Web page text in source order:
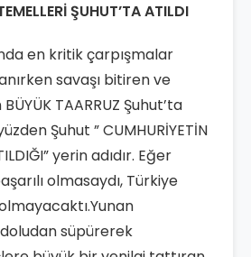
ŞUHUT’TA ATILDI
en kritik çarpışmalar
savaşı bitiren ve
TAARRUZ Şuhut’ta
Şuhut ” CUMHURİYETİN
yerin adıdır. Eğer
olmasaydı, Türkiye
süpürerek